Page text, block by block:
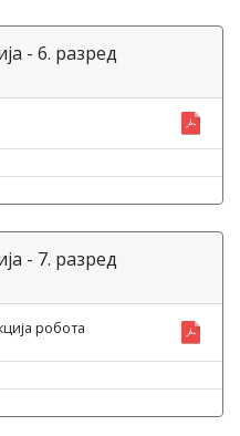
- 6. разред
- 7. разред
робота